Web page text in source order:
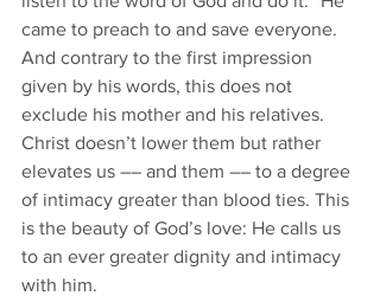
came to preach to and save everyone.
And contrary to the first impression
given by his words, this does not
exclude his mother and his relatives.
Christ doesn’t lower them but rather
elevates us –– and them –– to a degree
of intimacy greater than blood ties. This
is the beauty of God’s love: He calls us
to an ever greater dignity and intimacy
with him.